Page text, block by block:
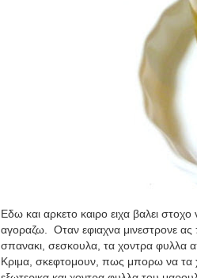
Εδω και αρκετο καιρο ειχα βαλει
αγοραζω.
Οταν εφιαχνα μινεστρονε
σπανακι, σεσκουλα, τα χοντρα φυλλα
Κριμα, σκεφτομουν, πως μπορω να τα